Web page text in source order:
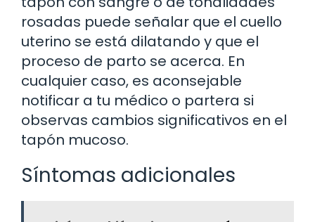
rosadas puede señalar que el cuello
uterino se está dilatando y que el
proceso de parto se acerca. En
cualquier caso, es aconsejable
notificar a tu médico o partera si
observas cambios significativos en el
tapón mucoso.
Síntomas adicionales